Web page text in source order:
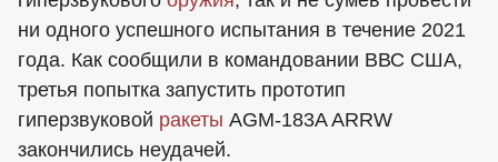
ни одного успешного испытания в течение 2021
года. Как сообщили в командовании ВВС США,
третья попытка запустить прототип
гиперзвуковой ракеты AGM-183A ARRW
закончились неудачей.